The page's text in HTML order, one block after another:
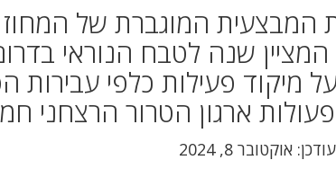
המבצעית המוגברת של המחוז
שנה לטבח הנוראי
מיקוד פעילות כלפי
ארגון הטרור הרצחני חמאס
אוקטובר 8, 2024